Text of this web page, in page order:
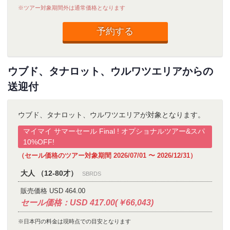
※ツアー対象期間外は通常価格となります
予約する
ウブド、タナロット、ウルワツエリアからの
送迎付
ウブド、タナロット、ウルワツエリアが対象となります。
マイマイ サマーセール Final ! オプショナルツアー&スパ
10%OFF!
（セール価格のツアー対象期間 2026/07/01 〜 2026/12/31）
大人 （12-80才） SBRDS
販売価格 USD 464.00
セール価格：USD 417.00(￥66,043)
※日本円の料金は現時点での目安となります